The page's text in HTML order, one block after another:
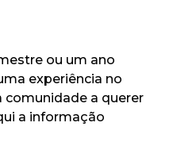
ou um ano
experiência no
comunidade a querer
a informação